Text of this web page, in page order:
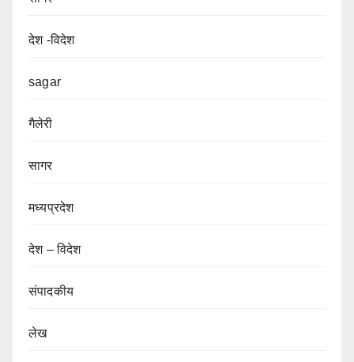
देश -विदेश
sagar
गैलेरी
सागर
मध्यप्रदेश
देश – विदेश
संपादकीय
लेख